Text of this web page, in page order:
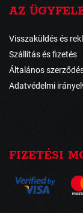
AZ
Visszaküldés és
Szállítás és fizetés
Általános
Adatvédelmi
FIZETÉSI